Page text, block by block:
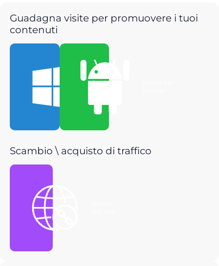
Guadagna visite per promuovere i tuoi
contenuti
Scarica per
Scambio \ acquisto di traffico